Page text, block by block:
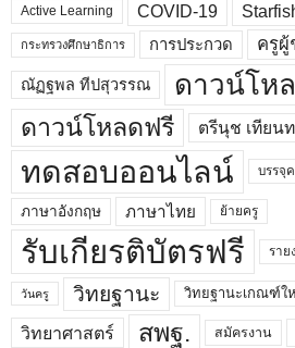
Active Learning COVID-19
กระทรวงศึกษาธิการ การประกวด ครูผู้
ณัฏฐพล ทีปสุวรรณ ดาวน์โห
ดาวน์โหลดฟรี ตรีนุช เทียน
ทดสอบออนไลน์ บรรจุ
ภาษาอังกฤษ ภาษาไทย ย้ายครู
รับเกียรติบัตรฟรี ราย
วันครู วิทยฐานะ วิทยฐานะเกณฑ์ใ
วิทยาศาสตร์ สพฐ. สมัครงาน